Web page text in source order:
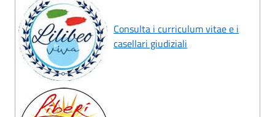
Consulta i curriculum vitae e i
casellari giudiziali